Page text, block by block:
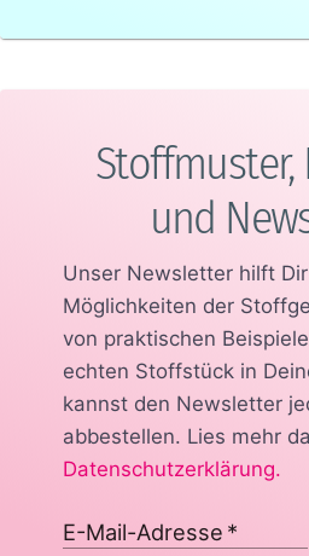
Stoffmuster,
und
Unser Newsletter hilft
Möglichkeiten der
von praktischen
echten Stoffstück in
kannst den Newsletter
abbestellen. Lies mehr
Datenschutzerklärung.
E-Mail-Adresse *